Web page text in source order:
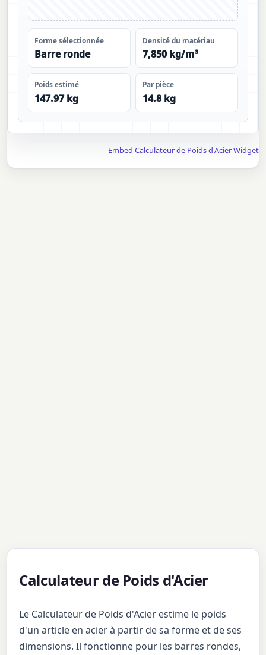
Forme sélectionnée
Barre ronde
Densité du matériau
7,850 kg/m³
Poids estimé
147.97 kg
Par pièce
14.8 kg
Embed Calculateur de Poids d'Acier Widget
Calculateur de Poids d'Acier
Le Calculateur de Poids d'Acier estime le poids
d'un article en acier à partir de sa forme et de ses
dimensions. Il fonctionne pour les barres rondes,